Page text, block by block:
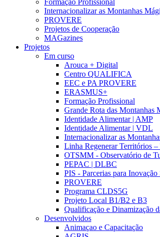
Formação Profissional
Internacionalizar as Montanhas
PROVERE
Projetos de Cooperação
MAGazines
Projetos
Em curso
Arouca + Digital
Centro QUALIFICA
EEC e PA PROVERE
ERASMUS+
Formação Profissional
Grande Rota das
Identidade Alimentar | AMP
Identidade Alimentar | VDL
Internacionalizar as
Linha Regenerar Territórios
OTSMM - Observatório de
PEPAC | DLBC
PIS - Parcerias para Inovação
PROVERE
Programa CLDS5G
Projeto Local B1/B2 e B3
Qualificação e Dinamização
Desenvolvidos
Animaçao e Capacitação